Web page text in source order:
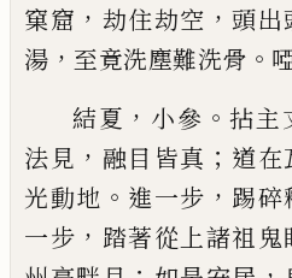
窠窟 ， 劫住劫空 ，頭出
湯 ， 至竟洗塵難洗骨 。
結夏 ， 小參 。拈主
法見 ， 融目皆真 ； 道在
光動地 。 進一步 ， 踢碎
一步 ， 踏著從上諸祖鬼